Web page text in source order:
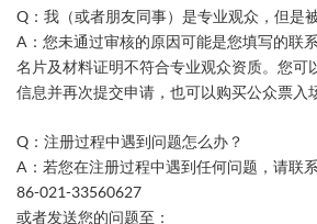
Q：我（或者朋友同事）是专业观众，但是
A：您未通过审核的原因可能是您填写的联
名片及材料证明不符合专业观众资质。您可
信息并再次提交申请，也可以购买公众票入
Q：注册过程中遇到问题怎么办？
A：若您在注册过程中遇到任何问题，请联系
86-021-33560627
或者发送您的问题至：